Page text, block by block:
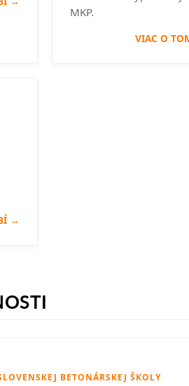
MKP.
VIAC O
→
BETONÁRSKEJ ŠKOLY